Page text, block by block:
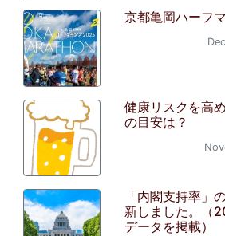
京都亀岡ハーフ
健康リスクを高
の目安は？
「内閣支持率」
新しました。（
データを掲載）